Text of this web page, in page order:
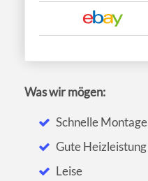
Was wir mögen:
Schnelle Montage
Gute Heizleistung
Leise